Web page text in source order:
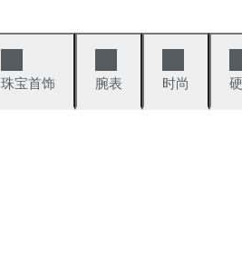
珠宝首饰 腕表 时尚